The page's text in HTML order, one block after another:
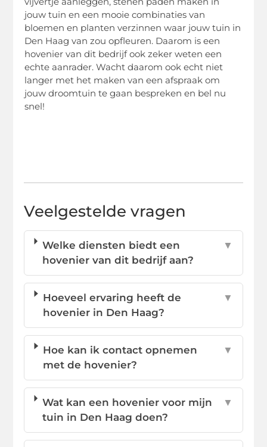
jouw tuin en een mooie combinaties van
bloemen en planten verzinnen waar jouw tuin in
Den Haag van zou opfleuren. Daarom is een
hovenier van dit bedrijf ook zeker weten een
echte aanrader. Wacht daarom ook echt niet
langer met het maken van een afspraak om
jouw droomtuin te gaan bespreken en bel nu
snel!
Veelgestelde vragen
Welke diensten biedt een
hovenier van dit bedrijf aan?
▼
Hoeveel ervaring heeft de
hovenier in Den Haag?
▼
Hoe kan ik contact opnemen
met de hovenier?
▼
Wat kan een hovenier voor mijn
tuin in Den Haag doen?
▼